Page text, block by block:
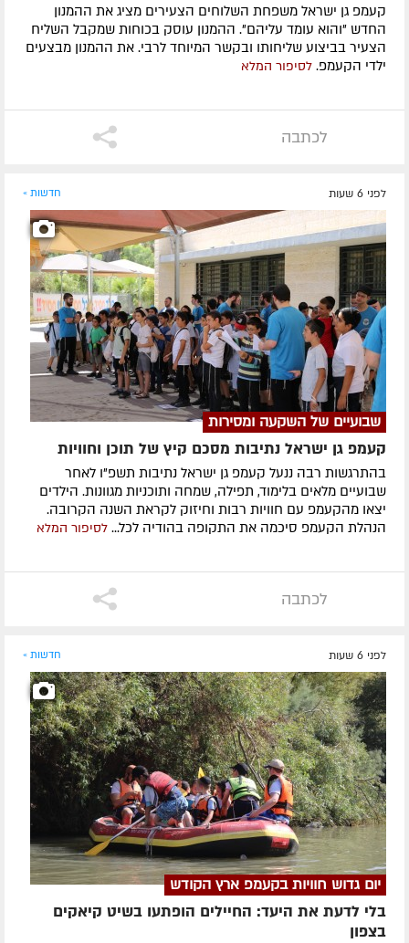
קעמפ גן ישראל משפחת השלוחים הצעירים מציג את ההמנון
החדש "והוא עומד עליהם". ההמנון עוסק בכוחות שמקבל השליח
הצעיר בביצוע שליחותו ובקשר המיוחד לרבי. את ההמנון מבצעים
ילדי הקעמפ. לסיפור המלא
לכתבה
לפני 6 שעות חדשות »
שבועיים של השקעה ומסירות
קעמפ גן ישראל נתיבות מסכם קיץ של תוכן וחוויות
בהתרגשות רבה ננעל קעמפ גן ישראל נתיבות תשפ"ו לאחר
שבועיים מלאים בלימוד, תפילה, שמחה ותוכניות מגוונות. הילדים
יצאו מהקעמפ עם חוויות רבות וחיזוק לקראת השנה הקרובה.
הנהלת הקעמפ סיכמה את התקופה בהודיה לכל... לסיפור המלא
לכתבה
לפני 6 שעות חדשות »
יום גדוש חוויות בקעמפ ארץ הקודש
בלי לדעת את היעד: החיילים הופתעו בשיט קיאקים
בצפון